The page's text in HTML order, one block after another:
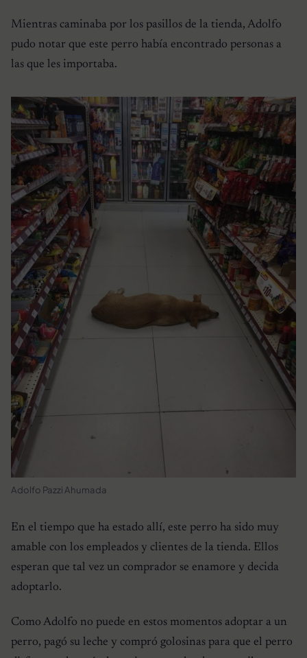
Mientras caminaba por los pasillos de la tienda, Adolfo
pudo notar que este perro había encontrado personas a
las que les importaba.
Adolfo Pazzi Ahumada
En el tiempo que ha estado allí, este perro ha sido muy
amable con los empleados y clientes de la tienda. Ellos
esperan que tal vez un comprador se enamore y decida
adoptarlo.
Como Adolfo no puede en estos momentos adoptar a un
perro, pagó su leche y compró golosinas para que el perro